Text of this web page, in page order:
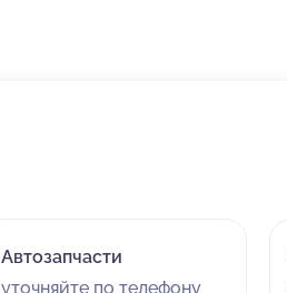
Автозапчасти
уточняйте по телефону